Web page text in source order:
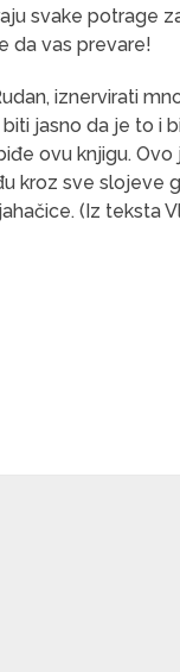
svake potrage
da vas prevare!
iznervirati
jasno da je to i
ovu knjigu.
kroz sve slojeve
(Iz teksta